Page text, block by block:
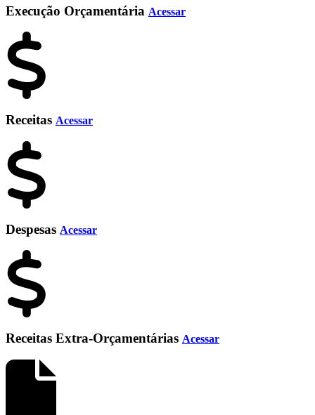
Execução Orçamentária Acessar
Receitas Acessar
Despesas Acessar
Receitas Extra-Orçamentárias Acessar